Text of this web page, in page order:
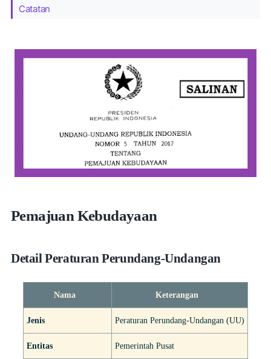
Catatan
Pemajuan Kebudayaan
Detail Peraturan Perundang-Undangan
Nama Keterangan
Jenis Peraturan Perundang-Undangan (UU)
Entitas Pemerintah Pusat